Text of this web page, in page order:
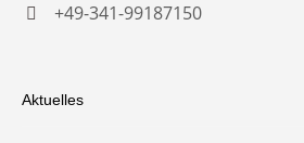
+49-341-99187150
Aktuelles